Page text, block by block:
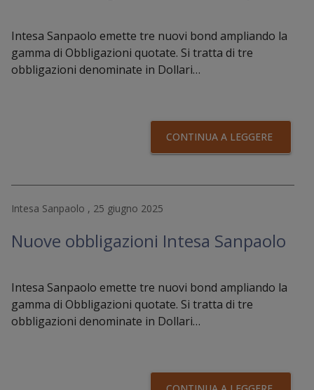
Intesa Sanpaolo emette tre nuovi bond ampliando la
gamma di Obbligazioni quotate. Si tratta di tre
obbligazioni denominate in Dollari…
CONTINUA A LEGGERE
Intesa Sanpaolo , 25 giugno 2025
Nuove obbligazioni Intesa Sanpaolo
Intesa Sanpaolo emette tre nuovi bond ampliando la
gamma di Obbligazioni quotate. Si tratta di tre
obbligazioni denominate in Dollari…